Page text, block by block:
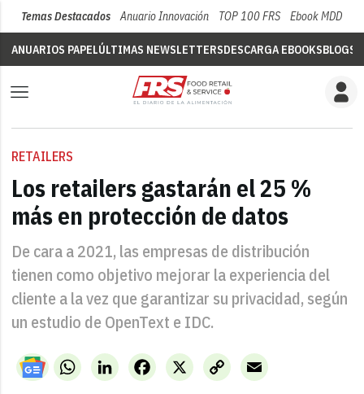
Temas Destacados Anuario Innovación TOP 100 FRS Ebook MDD
ANUARIOS PAPELÚLTIMAS NEWSLETTERSDESCARGA EBOOKSBLOGS
RETAILERS
Los retailers gastarán el 25 %
más en protección de datos
De cara a 2021, las empresas de distribución
tienen como objetivo mejorar la experiencia del
cliente a la vez que garantizar su privacidad, según
un estudio de OpenText e IDC.
WhatsAppLinkedIn X
Facebook
Copy
Link
Email